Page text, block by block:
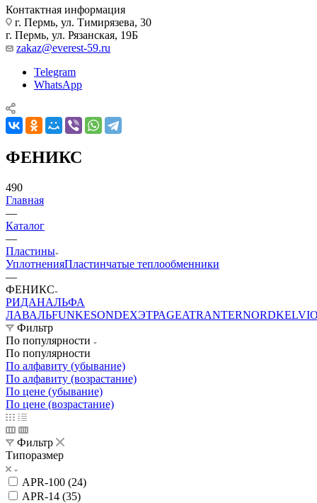
Контактная информация
г. Пермь, ул. Тимирязева, 30
г. Пермь, ул. Рязанская, 19Б
zakaz@everest-59.ru
Telegram
WhatsApp
ФЕНИКС
490
Главная
—
Каталог
—
Пластины
УплотненияПластинчатые теплообменники
—
ФЕНИКС
РИДАНАЛЬФА
ЛАВАЛЬFUNKESONDEXЭТРАGEATRANTERNORD
Фильтр
По популярности
По популярности
По алфавиту (убывание)
По алфавиту (возрастание)
По цене (убывание)
По цене (возрастание)
Фильтр
Типоразмер
APR-100 (24)
APR-14 (35)